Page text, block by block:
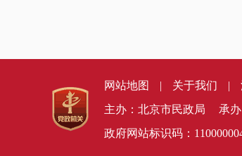
网站地图 | 关于我们 |
主办：北京市民政局
承
政府网站标识码：